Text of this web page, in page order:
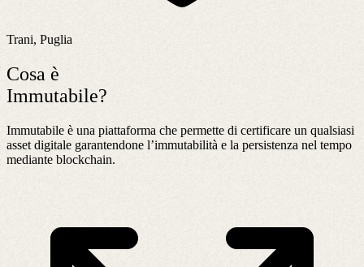
Trani, Puglia
Cosa è
Immutabile?
Immutabile è una piattaforma che permette di certificare un qualsiasi
asset digitale garantendone l’immutabilità e la persistenza nel tempo
mediante blockchain.